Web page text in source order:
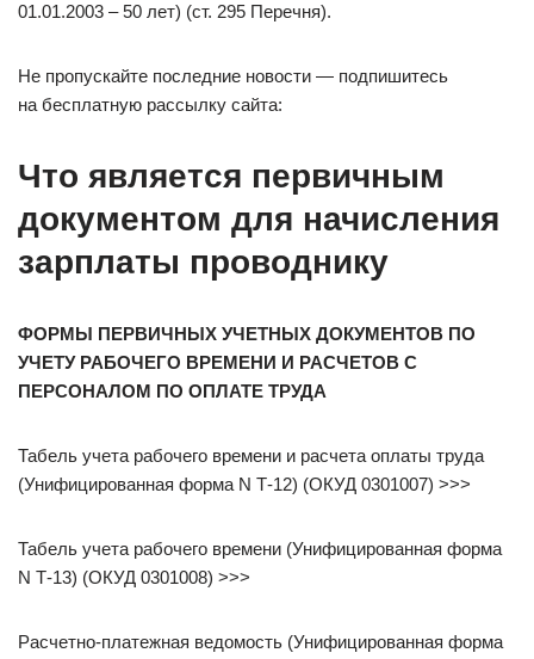
01.01.2003 – 50 лет) (ст. 295 Перечня).
Не пропускайте последние новости — подпишитесь
на бесплатную рассылку сайта:
Что является первичным
документом для начисления
зарплаты проводнику
ФОРМЫ ПЕРВИЧНЫХ УЧЕТНЫХ ДОКУМЕНТОВ ПО
УЧЕТУ РАБОЧЕГО ВРЕМЕНИ И РАСЧЕТОВ С
ПЕРСОНАЛОМ ПО ОПЛАТЕ ТРУДА
Табель учета рабочего времени и расчета оплаты труда
(Унифицированная форма N Т-12) (ОКУД 0301007) >>>
Табель учета рабочего времени (Унифицированная форма
N Т-13) (ОКУД 0301008) >>>
Расчетно-платежная ведомость (Унифицированная форма